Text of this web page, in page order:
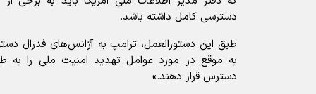
دسترسی کامل داشته باشد.
طبق این دستورالعمل، ترامپ به آژانس‌های فدرال
به موقع در مورد عوامل تهدید امنیت ملی را به
دسترس قرار دهند.»